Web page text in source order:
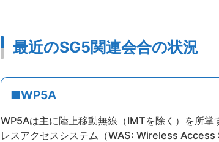
最近のSG5関連会合の状況
■WP5A
WP5Aは主に陸上移動無線（IMTを除く）を所
レスアクセスシステム（WAS: Wireless